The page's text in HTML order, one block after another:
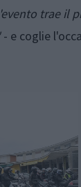
trae il
- e coglie